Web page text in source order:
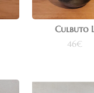
Culbuto
46€